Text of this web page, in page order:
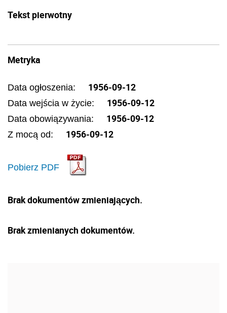
Tekst pierwotny
Metryka
Data ogłoszenia: 1956-09-12
Data wejścia w życie: 1956-09-12
Data obowiązywania: 1956-09-12
Z mocą od: 1956-09-12
Pobierz PDF
Brak dokumentów zmieniających.
Brak zmienianych dokumentów.